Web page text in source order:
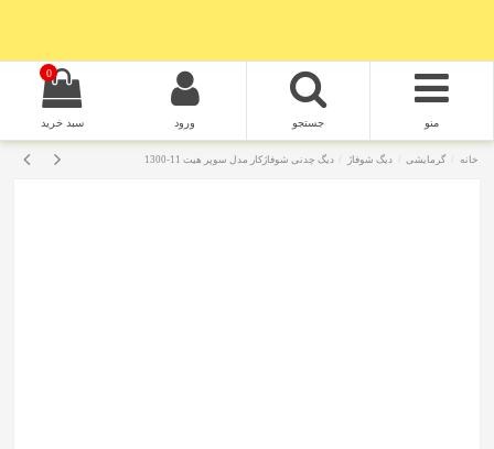
منو جستجو ورود
0
سبد خرید
خانه گرمایشی دیگ شوفاژ دیگ چدنی شوفاژکار مدل سوپر هیت 11-1300